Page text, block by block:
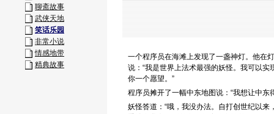
聊斋故事
武侠天地
笑话乐园
非常小说
情感地带
精典故事
一个程序员在海滩上发现了一盏神灯。他在
说：“我是世界上法术最强的妖怪。我可以
你一个愿望。”
程序员摊开了一幅中东地图说：“我想让中东
妖怪答道：“哦，我没办法。自打创世纪以